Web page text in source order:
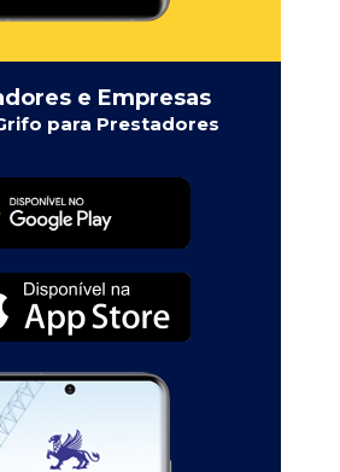
e Empresas
para Prestadores